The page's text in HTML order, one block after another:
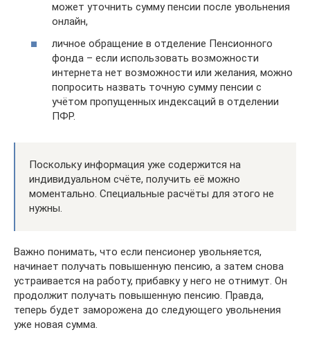
может уточнить сумму пенсии после увольнения
онлайн,
личное обращение в отделение Пенсионного
фонда – если использовать возможности
интернета нет возможности или желания, можно
попросить назвать точную сумму пенсии с
учётом пропущенных индексаций в отделении
ПФР.
Поскольку информация уже содержится на
индивидуальном счёте, получить её можно
моментально. Специальные расчёты для этого не
нужны.
Важно понимать, что если пенсионер увольняется,
начинает получать повышенную пенсию, а затем снова
устраивается на работу, прибавку у него не отнимут. Он
продолжит получать повышенную пенсию. Правда,
теперь будет заморожена до следующего увольнения
уже новая сумма.